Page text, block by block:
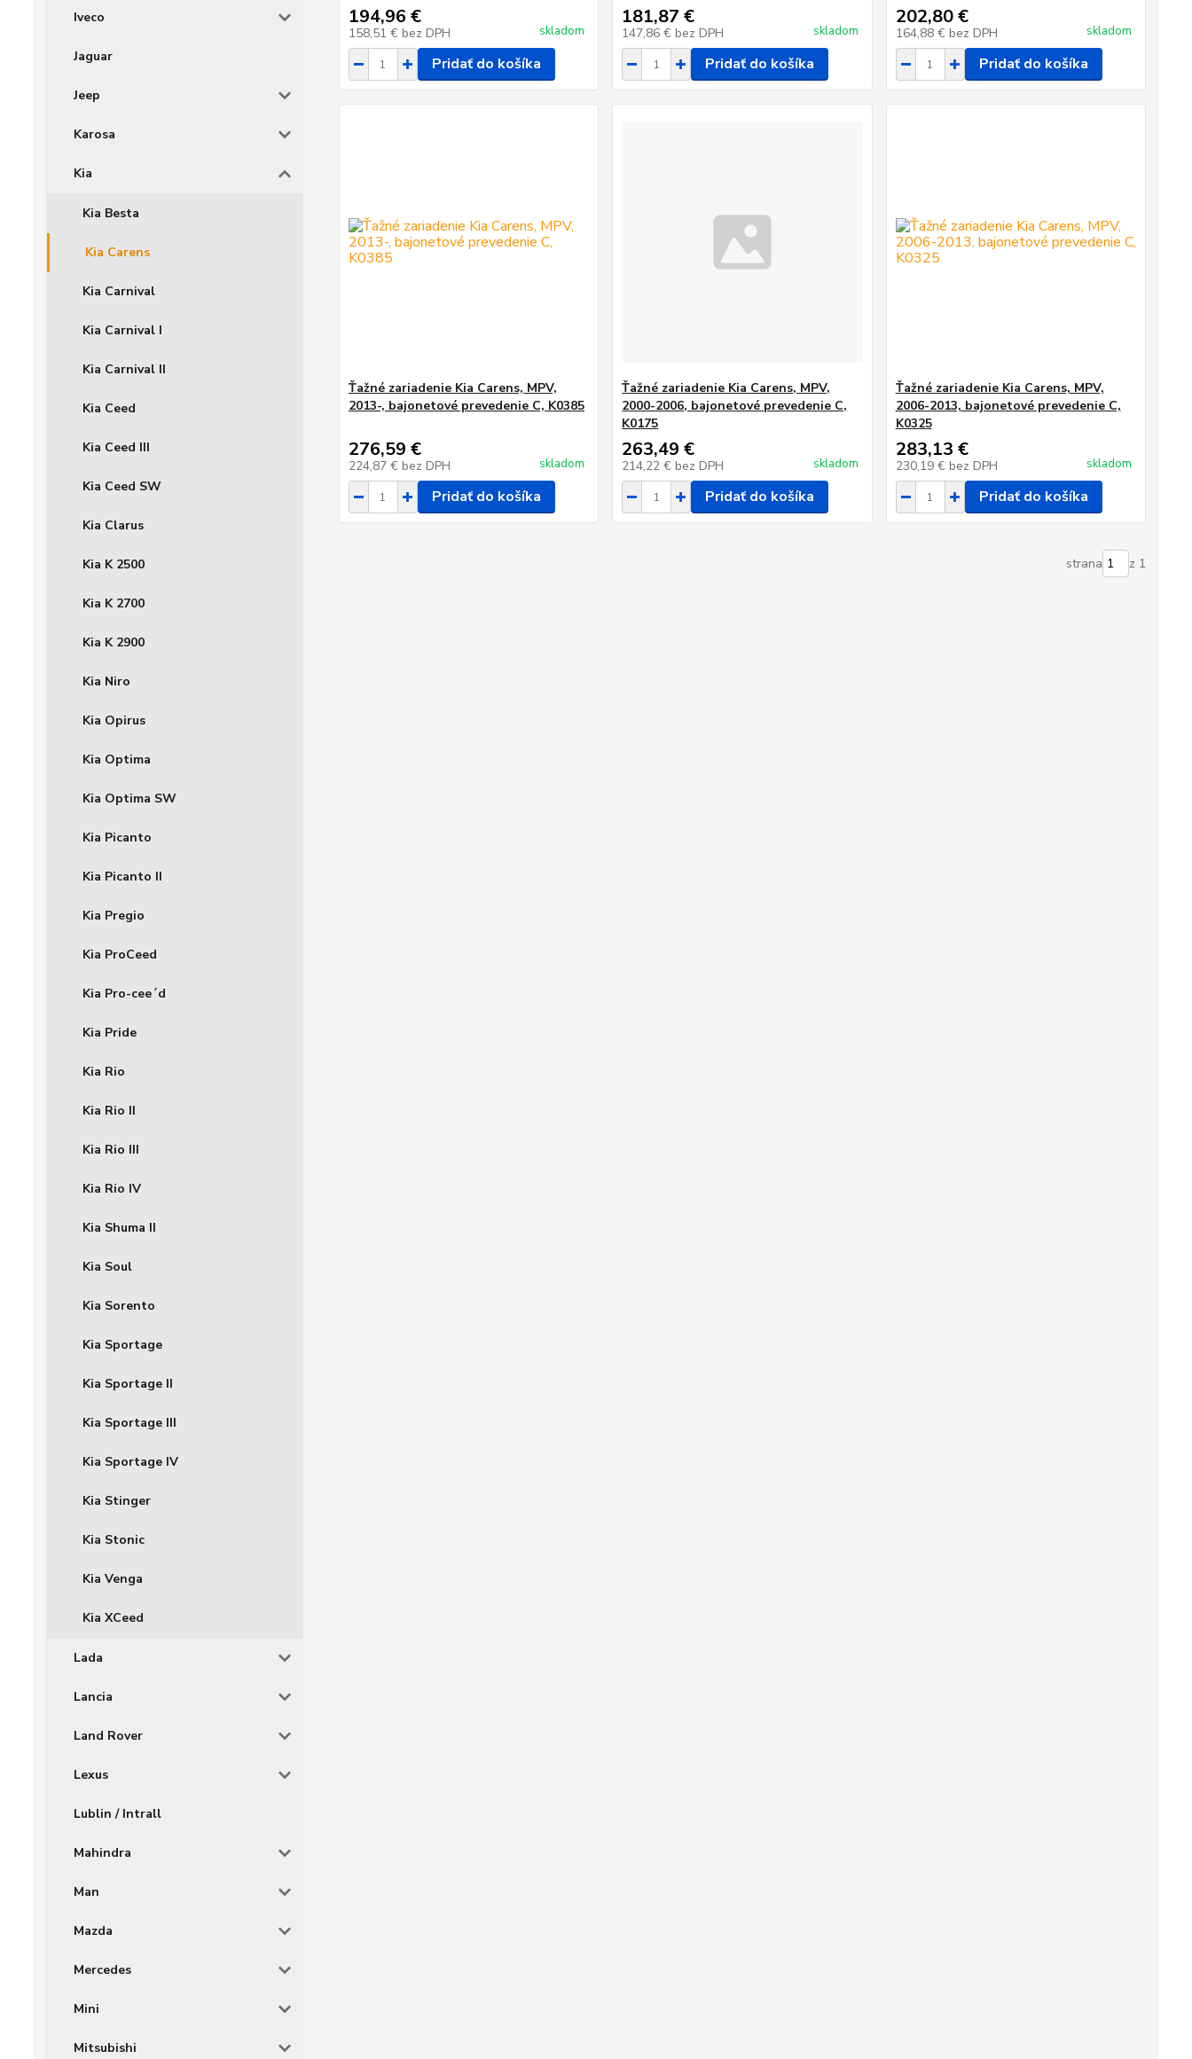
Iveco
Jaguar
Jeep
Karosa
Kia
Kia Besta
Kia Carens
Kia Carnival
Kia Carnival I
Kia Carnival II
Kia Ceed
Kia Ceed III
Kia Ceed SW
Kia Clarus
Kia K 2500
Kia K 2700
Kia K 2900
Kia Niro
Kia Opirus
Kia Optima
Kia Optima SW
Kia Picanto
Kia Picanto II
Kia Pregio
Kia ProCeed
Kia Pro-cee´d
Kia Pride
Kia Rio
Kia Rio II
Kia Rio III
Kia Rio IV
Kia Shuma II
Kia Soul
Kia Sorento
Kia Sportage
Kia Sportage II
Kia Sportage III
Kia Sportage IV
Kia Stinger
Kia Stonic
Kia Venga
Kia XCeed
Lada
Lancia
Land Rover
Lexus
Lublin / Intrall
Mahindra
Man
Mazda
Mercedes
Mini
Mitsubishi
194,96 €
158,51 € bez DPH skladom
Pridať do košíka
181,87 €
147,86 € bez DPH skladom
Pridať do košíka
202,80 €
164,88 € bez DPH skladom
Pridať do košíka
Ťažné zariadenie Kia Carens, MPV,
2013-, bajonetové prevedenie C, K0385
276,59 €
224,87 € bez DPH skladom
Pridať do košíka
Ťažné zariadenie Kia Carens, MPV,
2000-2006, bajonetové prevedenie C,
K0175
263,49 €
214,22 € bez DPH skladom
Pridať do košíka
Ťažné zariadenie Kia Carens, MPV,
2006-2013, bajonetové prevedenie C,
K0325
283,13 €
230,19 € bez DPH skladom
Pridať do košíka
strana z 1